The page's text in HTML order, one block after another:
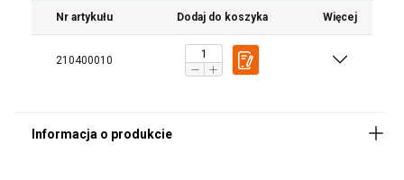
Nr artykułu Dodaj do koszyka Więcej
210400010